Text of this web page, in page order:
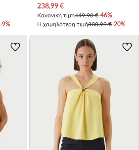
-9%
Τρέχουσα τιμή
238,99€
Κανονική τιμή449,90 €-46%
Η χαμηλότερη τιμή300,99 €-20%